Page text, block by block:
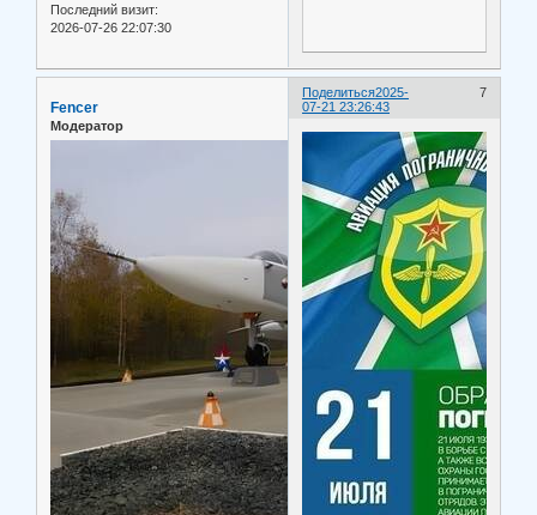
Последний визит:
2026-07-26 22:07:30
Поделиться 7
2025-
07-21 23:26:43
Fencer
Модератор